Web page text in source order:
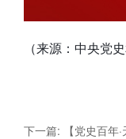
（来源：中央党
下一篇: 【党史百年